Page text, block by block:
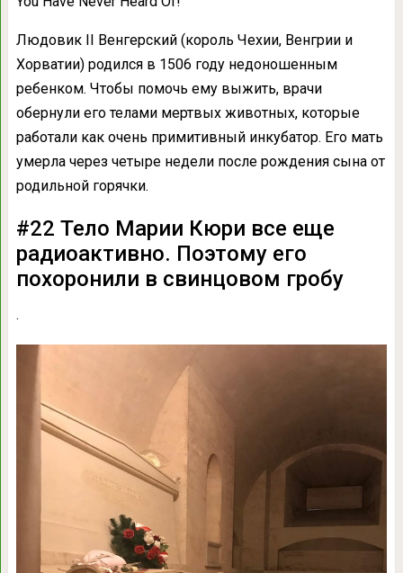
Людовик II Венгерский (король Чехии, Венгрии и
Хорватии) родился в 1506 году недоношенным
ребенком. Чтобы помочь ему выжить, врачи
обернули его телами мертвых животных, которые
работали как очень примитивный инкубатор. Его мать
умерла через четыре недели после рождения сына от
родильной горячки.
#22 Тело Марии Кюри все еще
радиоактивно. Поэтому его
похоронили в свинцовом гробу
.